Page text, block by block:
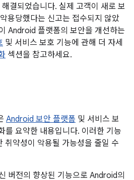
해결되었습니다. 실제 고객이 새로 보
용당했다는 신고는 접수되지 않았
Android 플랫폼의 보안을 개선하는
및 서비스 보호 기능에 관해 더 자세
섹션을 참고하세요.
Android 보안 플랫폼 및 서비스 보
를 요약한 내용입니다. 이러한 기능
취약성이 악용될 가능성을 줄일 수
버전의 향상된 기능으로 Android의